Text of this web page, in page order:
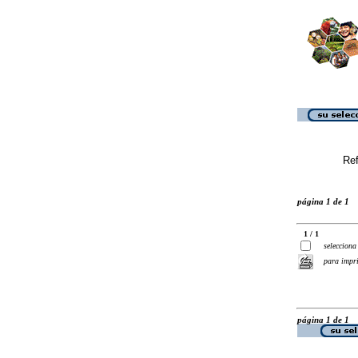
página 1 de 1
1 / 1
selecciona
para
página 1 de 1